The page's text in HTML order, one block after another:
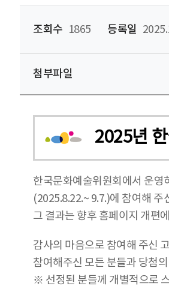
조회수 1865 등록일
첨부파일
2025년
한국문화예술위원회에서 운영
(2025.8.22.~ 9.7.)에 참여해 주
그 결과는 향후 홈페이지 개편
감사의 마음으로 참여해 주신
참여해주신 모든 분들과 당첨
※ 선정된 분들께 개별적으로